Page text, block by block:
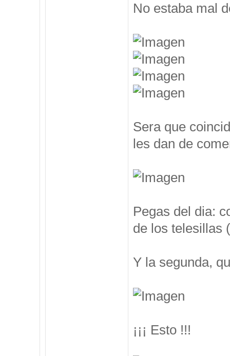
No estaba mal
Sera que
les dan de
Pegas del dia:
de los telesillas
Y la segunda,
¡¡¡ Esto !!!